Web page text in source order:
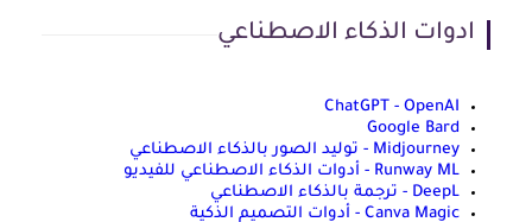
ادوات الذكاء الاصطناعي
ChatGPT - OpenAI
Google Bard
Midjourney - توليد الصور بالذكاء الاصطناعي
Runway ML - أدوات الذكاء الاصطناعي للفيديو
DeepL - ترجمة بالذكاء الاصطناعي
Canva Magic - أدوات التصميم الذكية